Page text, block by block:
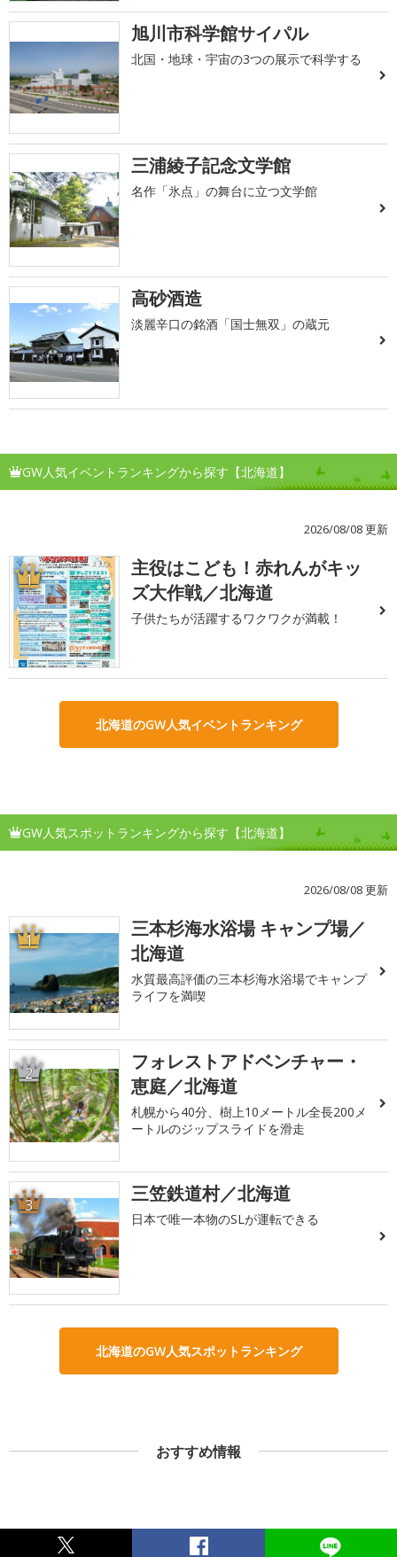
旭川市科学館サイパル
北国・地球・宇宙の3つの展示で科学する
三浦綾子記念文学館
名作「氷点」の舞台に立つ文学館
高砂酒造
淡麗辛口の銘酒「国士無双」の蔵元
GW人気イベントランキングから探す【北海道】
2026/08/08 更新
1
主役はこども！赤れんがキッ
ズ大作戦／北海道
子供たちが活躍するワクワクが満載！
北海道のGW人気イベントランキング
GW人気スポットランキングから探す【北海道】
2026/08/08 更新
1
三本杉海水浴場 キャンプ場／
北海道
水質最高評価の三本杉海水浴場でキャンプ
ライフを満喫
2
フォレストアドベンチャー・
恵庭／北海道
札幌から40分、樹上10メートル全長200メ
ートルのジップスライドを滑走
3 三笠鉄道村／北海道
日本で唯一本物のSLが運転できる
北海道のGW人気スポットランキング
おすすめ情報